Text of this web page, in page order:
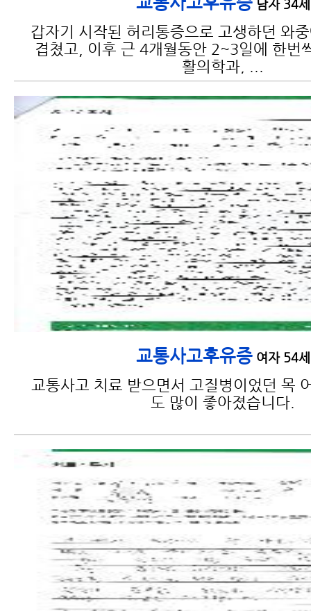
남자 34세
갑자기 시작된 허리통증으로 고생하던 와
겹쳤고, 이후 근 4개월동안 2~3일에 한번
활의학과, ...
교통사고후유증여자 54세
교통사고 치료 받으면서 고질병이었던 목
도 많이 좋아졌습니다.